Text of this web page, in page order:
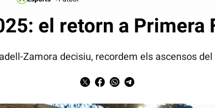
el retorn a Primera
Zamora decisiu, recordem els ascensos